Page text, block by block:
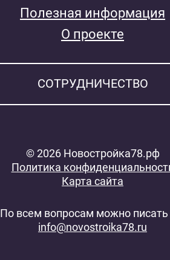
Полезная информация
О проекте
СОТРУДНИЧЕСТВО
© 2026 Новостройка78.рф
Политика
Карта сайта
По всем вопросам можно писать
info@novostroika78.ru